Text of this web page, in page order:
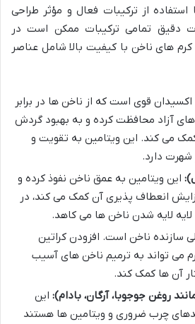
از ترکیبات فعال و مؤثر طراحی
دقیق تمامی ترکیبات ممکن است در
های ناخن با کیفیت بالا شامل عناصر
قوی است که از ناخن ها در برابر
آزاد محافظت کرده و به بهبود گردش
می کند. این ویتامین به تقویت و
شهرت دارد.
این ویتامین به عمق ناخن نفوذ کرده و
انعطاف پذیری آن کمک می کند، در
لایه شدن ناخن ها می کاهد.
سازنده ناخن است. افزودن کراتین
می تواند به ترمیم ناخن های آسیب
آن ها کمک کند.
روغن جوجوبا، آرگان، بادام): این
چرب ضروری و ویتامین ها هستند